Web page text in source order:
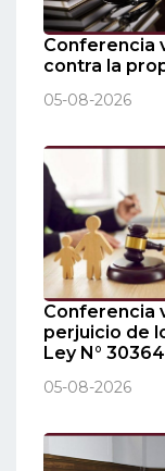
Conferencia
contra la
05-08-2026
Conferencia
perjuicio de
Ley N°
05-08-2026